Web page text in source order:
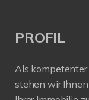
PROFIL
Als kompetenter
stehen wir Ihnen